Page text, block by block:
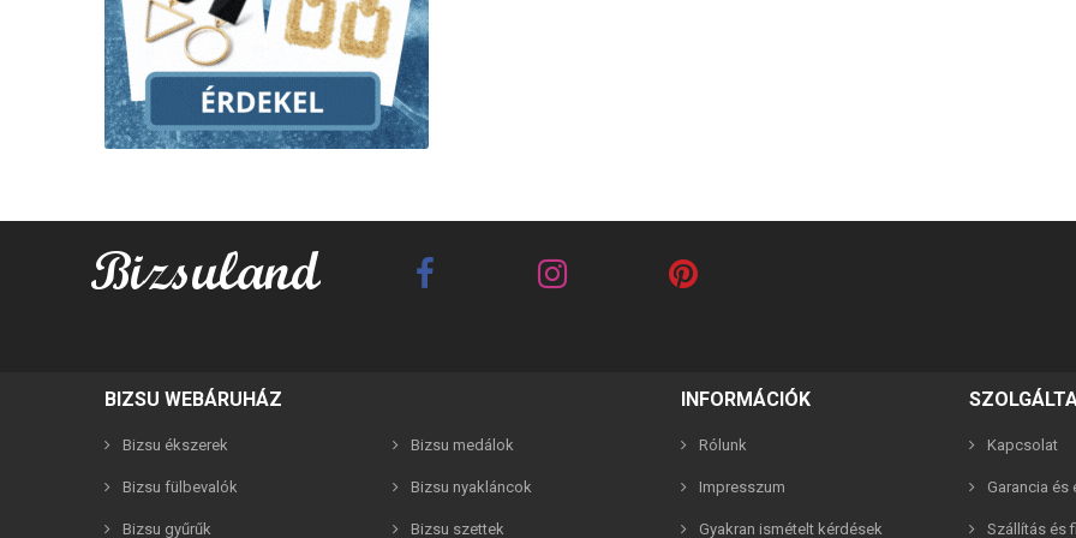
Best Friends barna 2in1 páros karkötő Best Friends fehér 2in1 páros
BIZSU WEBÁRUHÁZ
Bizsu ékszerek
Bizsu fülbevalók
Bizsu gyűrűk
Bizsu medálok
Bizsu nyakláncok
Bizsu szettek
INFORMÁCIÓK
Rólunk
Impresszum
Gyakran ismételt kérdések
Kapcsolat
Garancia és
Szállítás és